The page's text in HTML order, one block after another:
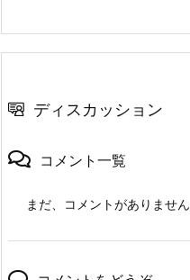
ディスカッション
コメント一覧
まだ、コメントがありません